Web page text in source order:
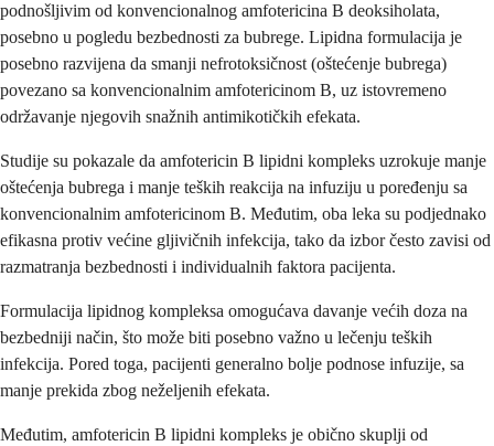
podnošljivim od konvencionalnog amfotericina B deoksiholata,
posebno u pogledu bezbednosti za bubrege. Lipidna formulacija je
posebno razvijena da smanji nefrotoksičnost (oštećenje bubrega)
povezano sa konvencionalnim amfotericinom B, uz istovremeno
održavanje njegovih snažnih antimikotičkih efekata.
Studije su pokazale da amfotericin B lipidni kompleks uzrokuje manje
oštećenja bubrega i manje teških reakcija na infuziju u poređenju sa
konvencionalnim amfotericinom B. Međutim, oba leka su podjednako
efikasna protiv većine gljivičnih infekcija, tako da izbor često zavisi od
razmatranja bezbednosti i individualnih faktora pacijenta.
Formulacija lipidnog kompleksa omogućava davanje većih doza na
bezbedniji način, što može biti posebno važno u lečenju teških
infekcija. Pored toga, pacijenti generalno bolje podnose infuzije, sa
manje prekida zbog neželjenih efekata.
Međutim, amfotericin B lipidni kompleks je obično skuplji od